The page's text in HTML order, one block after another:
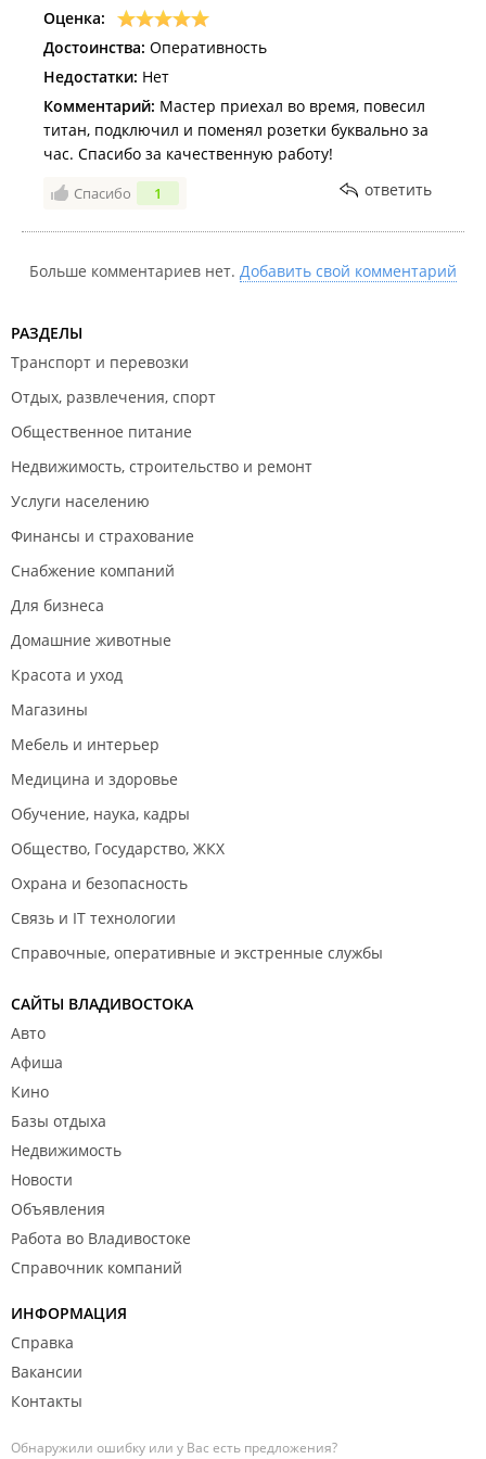
Квартиры, дома, офисы;
Монтаж электропроводки;
Монтаж светового оборудования;
Монтаж электрощитового оборудования и другое.
Работы с сантехникой, установка, замена, демонтаж:
Раковины;
Смеситель;
Унитаз;
Подключение стиральной машины;
Замена сифона;
Чистка кондиционеров;
Устранение засоров и другое.
Отделочные работы:
Укладка кафеля, ламината, паркета, установка
плинтусов и тд.;
Поклейка обоев;
Гипсокартонные работы и другое.
Замена, вскрытие замков, (покупка):
Замков на входные двери;
Врезка замков в межкомнатные двери.
Ремонт бытовой техники:
Телевизоров;
Водонагревателей;
Кофемашин;
Прочей бытовой техники.
Установка, ремонт и обслуживание бытовых и
промышленных кондиционеров
Установка кондиционеров;
Ремонт кондиционеров.
ИП Киричков В. Л.
Оценка:
Достоинства: Оперативность
Недостатки: Нет
Комментарий: Мастер приехал во время, повесил
титан, подключил и поменял розетки буквально за
час. Спасибо за качественную работу!
Спасибо 1 ответить
Больше комментариев нет. Добавить свой комментарий
РАЗДЕЛЫ
Транспорт и перевозки
Отдых, развлечения, спорт
Общественное питание
Недвижимость, строительство и ремонт
Услуги населению
Финансы и страхование
Снабжение компаний
Для бизнеса
Домашние животные
Красота и уход
Магазины
Мебель и интерьер
Медицина и здоровье
Обучение, наука, кадры
Общество, Государство, ЖКХ
Охрана и безопасность
Связь и IT технологии
Справочные, оперативные и экстренные службы
САЙТЫ ВЛАДИВОСТОКА
Авто
Афиша
Кино
Базы отдыха
Недвижимость
Новости
Объявления
Работа во Владивостоке
Справочник компаний
ИНФОРМАЦИЯ
Справка
Вакансии
Контакты
Обнаружили ошибку или у Вас есть предложения?